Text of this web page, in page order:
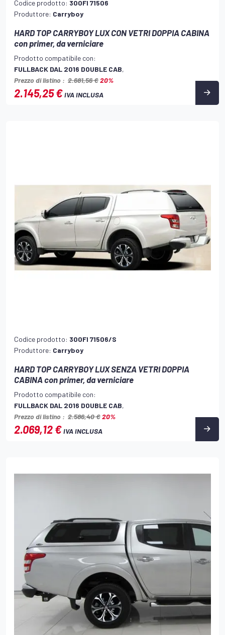
Codice prodotto: 300FI 71506
Produttore: Carryboy
HARD TOP CARRYBOY LUX CON VETRI DOPPIA CABINA
con primer, da verniciare
Prodotto compatibile con:
FULLBACK DAL 2016 DOUBLE CAB,
Prezzo di listino : 2.681,56 €20%
2.145,25 €IVA INCLUSA
Codice prodotto: 300FI 71506/S
Produttore: Carryboy
HARD TOP CARRYBOY LUX SENZA VETRI DOPPIA
CABINA con primer, da verniciare
Prodotto compatibile con:
FULLBACK DAL 2016 DOUBLE CAB,
Prezzo di listino : 2.586,40 €20%
2.069,12 €IVA INCLUSA